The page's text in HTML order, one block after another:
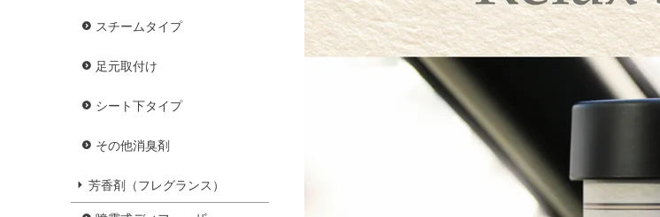
スチームタイプ
足元取付け
シート下タイプ
その他消臭剤
芳香剤（フレグランス）